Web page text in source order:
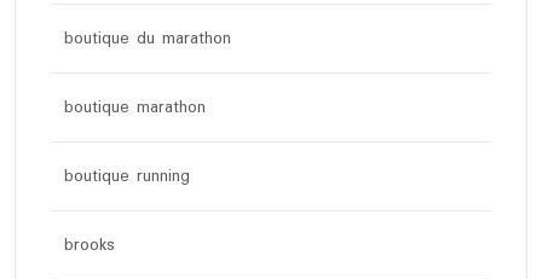
boutique du marathon
boutique marathon
boutique running
brooks